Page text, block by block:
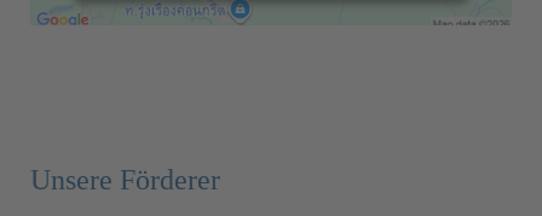
Unsere Förderer